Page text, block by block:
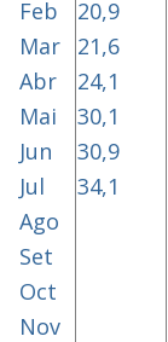
Feb
20,9
Mar
21,6
Abr
24,1
Mai
30,1
Jun
30,9
Jul
34,1
Ago
Set
Oct
Nov